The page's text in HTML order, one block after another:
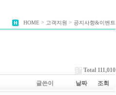
HOME > 고객지원 > 공지사항&이벤트
Total 111,010
글쓴이
날짜 조회